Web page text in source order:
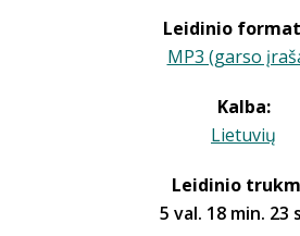
Leidinio
MP3 (garso
Kalba:
Lietuvių
Leidinio
5 val. 18 min. 23